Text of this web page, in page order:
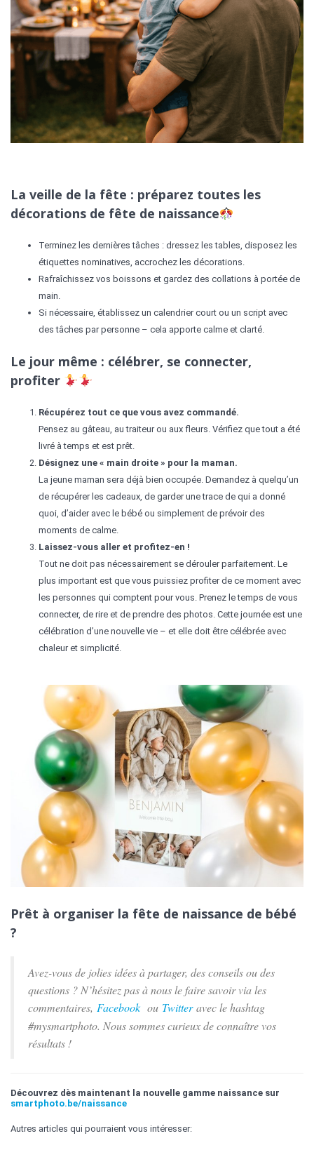
La veille de la fête : préparez toutes les
décorations de fête de naissance
Terminez les dernières tâches : dressez les tables, disposez les
étiquettes nominatives, accrochez les décorations.
Rafraîchissez vos boissons et gardez des collations à portée de
main.
Si nécessaire, établissez un calendrier court ou un script avec
des tâches par personne – cela apporte calme et clarté.
Le jour même : célébrer, se connecter,
profiter
Récupérez tout ce que vous avez commandé.
Pensez au gâteau, au traiteur ou aux fleurs. Vérifiez que tout a été
livré à temps et est prêt.
Désignez une « main droite » pour la maman.
La jeune maman sera déjà bien occupée. Demandez à quelqu’un
de récupérer les cadeaux, de garder une trace de qui a donné
quoi, d’aider avec le bébé ou simplement de prévoir des
moments de calme.
Laissez-vous aller et profitez-en !
Tout ne doit pas nécessairement se dérouler parfaitement. Le
plus important est que vous puissiez profiter de ce moment avec
les personnes qui comptent pour vous. Prenez le temps de vous
connecter, de rire et de prendre des photos. Cette journée est une
célébration d’une nouvelle vie – et elle doit être célébrée avec
chaleur et simplicité.
Prêt à organiser la fête de naissance de bébé
?
Avez-vous de jolies idées à partager, des conseils ou des
questions ? N’hésitez pas à nous le faire savoir via les
commentaires, Facebook ou Twitteravec le hashtag
#mysmartphoto. Nous sommes curieux de connaître vos
résultats !
Découvrez dès maintenant la nouvelle gamme naissance sur
smartphoto.be/naissance
Autres articles qui pourraient vous intéresser: